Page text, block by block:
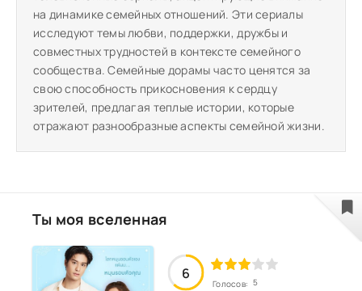
на динамике семейных отношений. Эти сериалы
исследуют темы любви, поддержки, дружбы и
совместных трудностей в контексте семейного
сообщества. Семейные дорамы часто ценятся за
свою способность прикосновения к сердцу
зрителей, предлагая теплые истории, которые
отражают разнообразные аспекты семейной жизни.
Ты моя вселенная
6
Голосов: 5